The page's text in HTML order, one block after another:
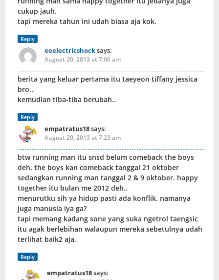
cukup jauh.
tapi mereka tahun ini udah biasa aja kok.
Reply
eeelectricshocksays:
August 20, 2013 at 7:06 am
berita yang keluar pertama itu taeyeon tiffany jessica
bro..
kemudian tiba-tiba berubah..
Reply
empatratus18says:
August 20, 2013 at 7:23 am
btw running man itu snsd belum comeback the boys
deh. the boys kan comeback tanggal 21 oktober
sedangkan running man tanggal 2 & 9 oktober. happy
together itu bulan me 2012 deh..
menurutku sih ya hidup pasti ada konflik. namanya
juga manusia iya ga?
tapi memang kadang sone yang suka ngetrol taengsic
itu agak berlebihan walaupun mereka sebetulnya udah
terlihat baik2 aja.
Reply
empatratus18says: